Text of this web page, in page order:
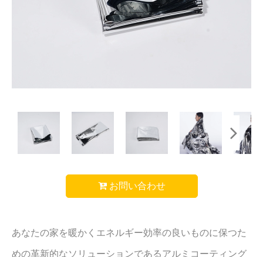
お問い合わせ
あなたの家を暖かくエネルギー効率の良いものに保つた
めの革新的なソリューションであるアルミコーティング